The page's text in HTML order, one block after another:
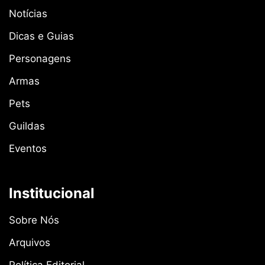
Notícias
Dicas e Guias
Personagens
Armas
Pets
Guildas
Eventos
Institucional
Sobre Nós
Arquivos